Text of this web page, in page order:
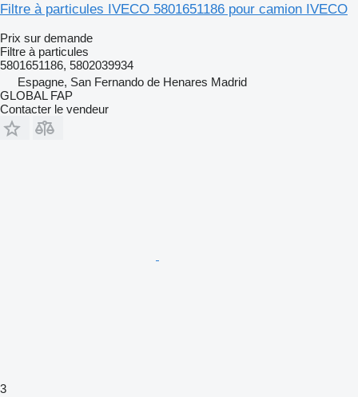
Filtre à particules IVECO 5801651186 pour camion IVECO
Prix sur demande
Filtre à particules
5801651186, 5802039934
Espagne, San Fernando de Henares Madrid
GLOBAL FAP
Contacter le vendeur
3